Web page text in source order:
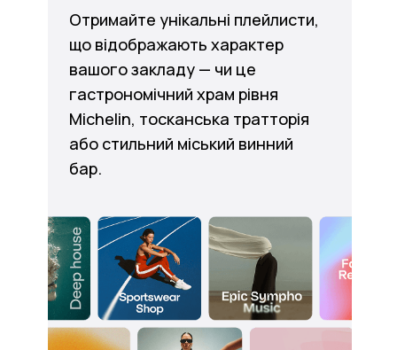
Отримайте унікальні плейлисти,
що відображають характер
вашого закладу — чи це
гастрономічний храм рівня
Michelin, тосканська тратторія
або стильний міський винний
бар.